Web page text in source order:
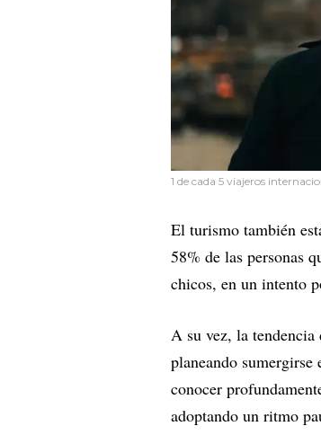
1 de cada 5 viajeros
El turismo también
58% de las personas
chicos, en un intento
A su vez, la
planeando
conocer
adoptando un ritmo